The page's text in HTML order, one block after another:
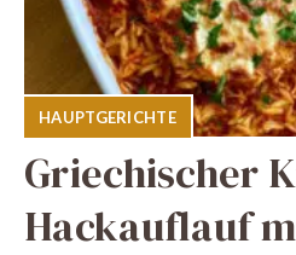
HAUPTGERICHTE
Griechischer
Hackauflauf